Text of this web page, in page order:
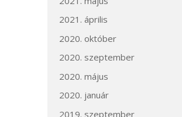
2021. április
2020. október
2020. szeptember
2020. május
2020. január
2019. szeptember